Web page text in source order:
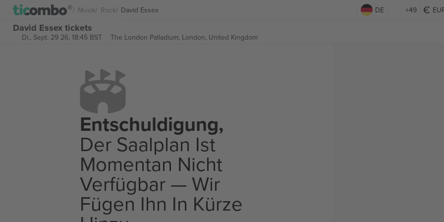
Musik Rock David Essex DE +49
David Essex tickets
Di., Sept. 29 26, 18:45 BST The London Palladium, London, United Kingdom
Entschuldigung,
Der Saalplan Ist
Momentan Nicht
Verfügbar — Wir
Fügen Ihn In Kürze